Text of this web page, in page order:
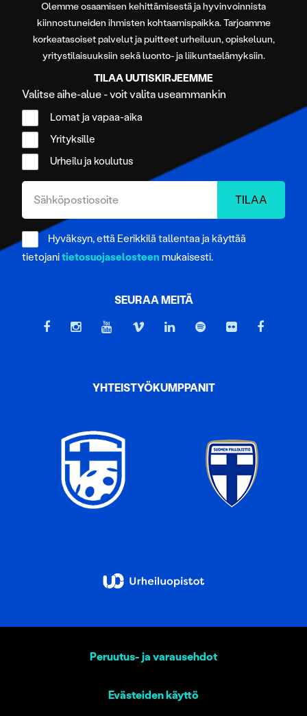
Olemme osaamisen kehittämisestä ja hyvinvoinnista
kiinnostuneiden ihmisten kohtaamispaikka. Tarjoamme
korkeatasoiset palvelut ja puitteet urheiluun, opiskeluun,
yritystilaisuuksiin sekä luonto- ja liikuntaelämyksiin.
TILAA UUTISKIRJEEMME
Valitse aihe-alue - voit valita useammankin
Lomat ja vapaa-aika
Yrityksille
Urheilu ja koulutus
Hyväksyn, että Eerikkilä tallentaa ja käyttää
tietojanitietosuojaselosteen mukaisesti.
SEURAA MEITÄ
YHTEISTYÖKUMPPANIT
Peruutus- ja varausehdot
Evästeiden käyttö